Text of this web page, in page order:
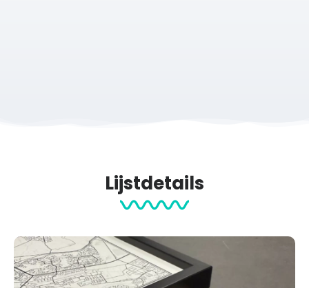
Lijstdetails